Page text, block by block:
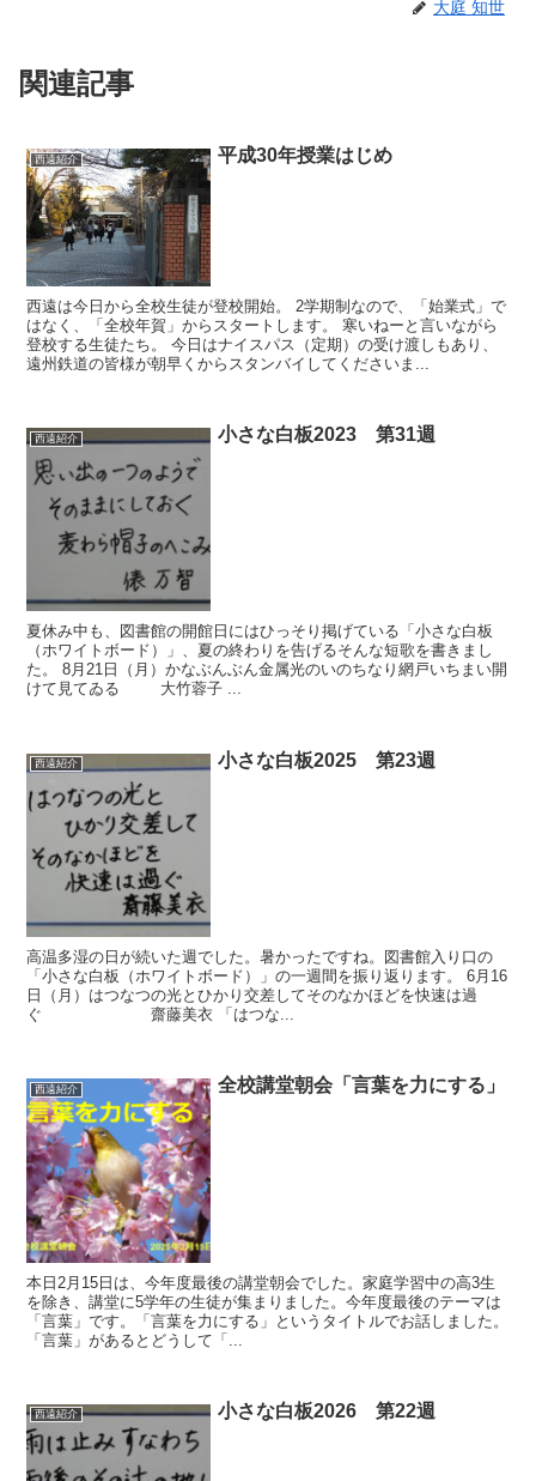
大庭 知世
関連記事
西遠紹介 平成30年授業はじめ
西遠は今日から全校生徒が登校開始。 2学期制なので、「始業式」で
はなく、「全校年賀」からスタートします。 寒いねーと言いながら
登校する生徒たち。 今日はナイスパス（定期）の受け渡しもあり、
遠州鉄道の皆様が朝早くからスタンバイしてくださいま...
西遠紹介 小さな白板2023 第31週
夏休み中も、図書館の開館日にはひっそり掲げている「小さな白板
（ホワイトボード）」、夏の終わりを告げるそんな短歌を書きまし
た。 8月21日（月）かなぶんぶん金属光のいのちなり網戸いちまい開
けて見てゐる 大竹蓉子 ...
西遠紹介 小さな白板2025 第23週
高温多湿の日が続いた週でした。暑かったですね。図書館入り口の
「小さな白板（ホワイトボード）」の一週間を振り返ります。 6月16
日（月）はつなつの光とひかり交差してそのなかほどを快速は過
ぐ 齋藤美衣 「はつな...
西遠紹介 全校講堂朝会「言葉を力にする」
本日2月15日は、今年度最後の講堂朝会でした。家庭学習中の高3生
を除き、講堂に5学年の生徒が集まりました。今年度最後のテーマは
「言葉」です。「言葉を力にする」というタイトルでお話しました。
「言葉」があるとどうして「...
西遠紹介 小さな白板2026 第22週